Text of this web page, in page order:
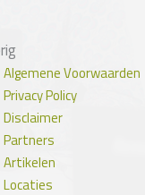
Algemene Voorwaarden
Privacy Policy
Disclaimer
Partners
Artikelen
Locaties